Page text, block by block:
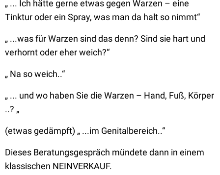
„ ... Ich hätte gerne etwas gegen Warzen – eine
Tinktur oder ein Spray, was man da halt so nimmt“
„ ...was für Warzen sind das denn? Sind sie hart und
verhornt oder eher weich?“
„ Na so weich..“
„ ... und wo haben Sie die Warzen – Hand, Fuß, Körper
..? „
(etwas gedämpft) „ ...im Genitalbereich..“
Dieses Beratungsgespräch mündete dann in einem
klassischen NEINVERKAUF.